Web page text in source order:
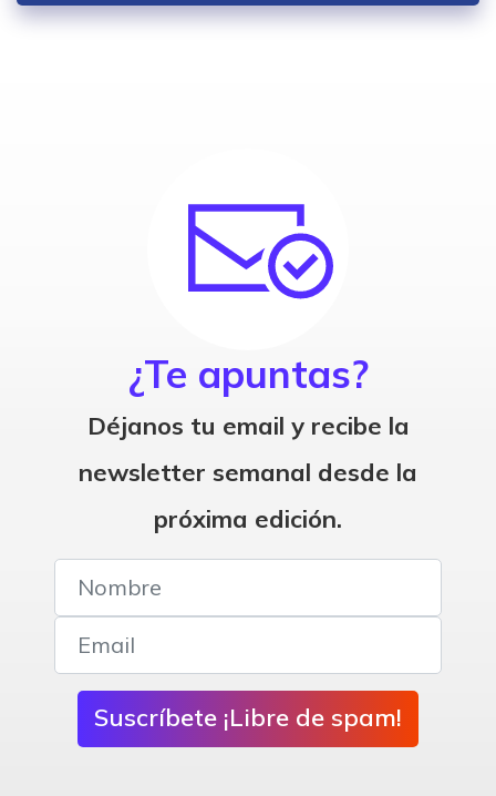
¿Te apuntas?
Déjanos tu email y recibe la
newsletter semanal desde la
próxima edición.
Suscríbete ¡Libre de spam!